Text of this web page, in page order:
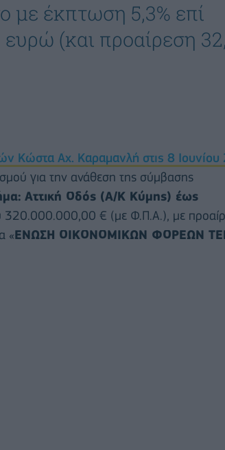
με έκπτωση 5,3% επί
(και προαίρεση
Κώστα Αχ. Καραμανλή στις 8
για την ανάθεση της σύμβασης
Αττική Οδός (Α/Κ Κύμης) έως
320.000.000,00 € (με Φ.Π.Α.), με
«ΕΝΩΣΗ ΟΙΚΟΝΟΜΙΚΩΝ ΦΟΡΕΩΝ